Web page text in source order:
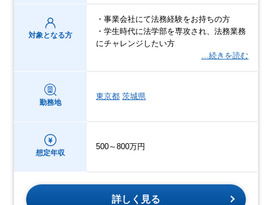
対象となる方
・事業会社にて法務経験をお持ちの方
・学生時代に法学部を専攻され、法務業務
にチャレンジしたい方
…続きを読む
勤務地
東京都 茨城県
想定年収
500～800万円
詳しく見る